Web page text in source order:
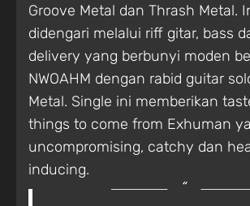
Groove Metal dan Thrash Metal.
didengari melalui riff gitar, bass
delivery yang berbunyi moden
NWOAHM dengan rabid guitar
Metal. Single ini memberikan
things to come from Exhuman
uncompromising, catchy dan
inducing.